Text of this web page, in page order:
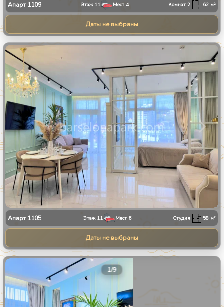
Апарт 1109 Этаж 11 Мест 4 Комнат2 62 м²
Даты не выбраны
Апарт 1105 Этаж 11 Мест 6 Студия 58 м²
Даты не выбраны
1/9